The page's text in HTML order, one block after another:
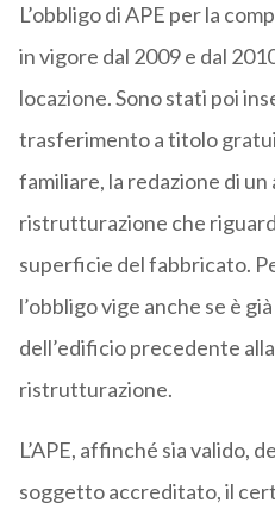
L’obbligo di APE per la
in vigore dal 2009 e dal
locazione. Sono stati poi
trasferimento a titolo
familiare, la redazione di
ristrutturazione che
superficie del fabbricato.
l’obbligo vige anche se è
dell’edificio precedente
ristrutturazione.
L’APE, affinché sia valido,
soggetto accreditato, il